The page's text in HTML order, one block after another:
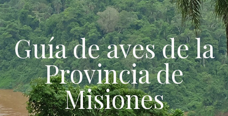
Skip to content
Guía de aves de la
Provincia de
Misiones